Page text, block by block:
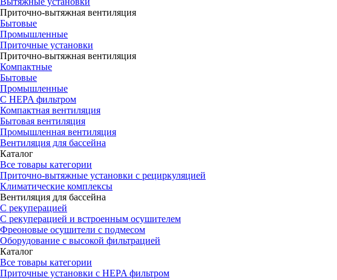
Приточно-вытяжная вентиляция
Бытовые
Промышленные
Приточные установки
Приточно-вытяжная вентиляция
Компактные
Бытовые
Промышленные
С HEPA фильтром
Компактная вентиляция
Бытовая вентиляция
Промышленная вентиляция
Вентиляция для бассейна
Каталог
Все товары категории
Приточно-вытяжные установки с рециркуляцией
Климатические комплексы
Вентиляция для бассейна
С рекуперацией
С рекуперацией и встроенным осушителем
Фреоновые осушители с подмесом
Оборудование с высокой фильтрацией
Каталог
Все товары категории
Приточные установки c HEPA фильтром